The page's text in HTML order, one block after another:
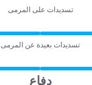
تسديدات على المرمى
تسديدات بعيدة عن المرمى
دفاع